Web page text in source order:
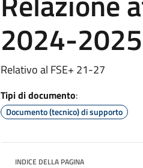
2024-2025
Relativo al FSE+ 21-27
Tipi di documento:
Documento (tecnico) di supporto
INDICE DELLA PAGINA